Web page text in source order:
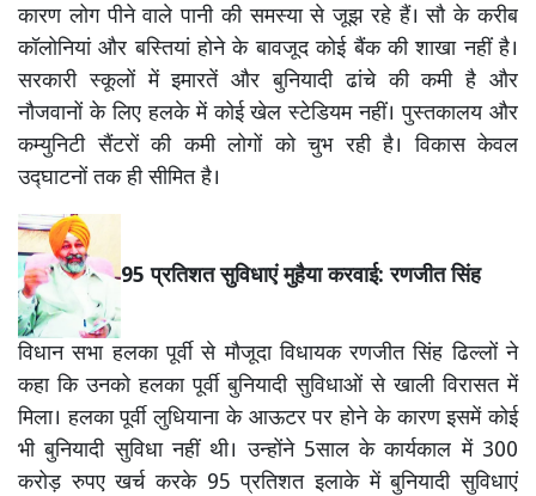
कारण लोग पीने वाले पानी की समस्या से जूझ रहे हैं। सौ के करीब
कॉलोनियां और बस्तियां होने के बावजूद कोई बैंक की शाखा नहीं है।
सरकारी स्कूलों में इमारतें और बुनियादी ढांचे की कमी है और
नौजवानों के लिए हलके में कोई खेल स्टेडियम नहीं। पुस्तकालय और
कम्युनिटी सैंटरों की कमी लोगों को चुभ रही है। विकास केवल
उद्घाटनों तक ही सीमित है।
95 प्रतिशत सुविधाएं मुहैया करवाई: रणजीत सिंह
विधान सभा हलका पूर्वी से मौजूदा विधायक रणजीत सिंह ढिल्लों ने
कहा कि उनको हलका पूर्वी बुनियादी सुविधाओं से खाली विरासत में
मिला। हलका पूर्वी लुधियाना के आऊटर पर होने के कारण इसमें कोई
भी बुनियादी सुविधा नहीं थी। उन्होंने 5साल के कार्यकाल में 300
करोड़ रुपए खर्च करके 95 प्रतिशत इलाके में बुनियादी सुविधाएं